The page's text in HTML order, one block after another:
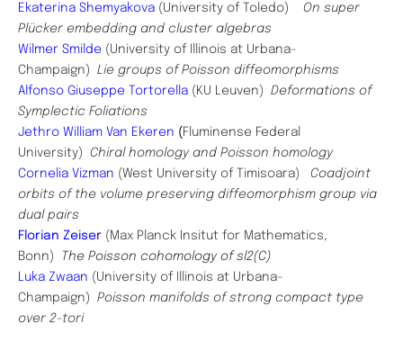
Ekaterina Shemyakova (University of Toledo)
On super
Plücker embedding and cluster algebras
Wilmer Smilde (University of Illinois at Urbana-
Champaign) Lie groups of Poisson diffeomorphisms
Alfonso Giuseppe Tortorella (KU Leuven) Deformations of
Symplectic Foliations
Jethro William Van Ekeren (Fluminense Federal
University) Chiral homology and Poisson homology
Cornelia Vizman (West University of Timisoara)
Coadjoint
orbits of the volume preserving diffeomorphism group via
dual pairs
Florian Zeiser (Max Planck Insitut for Mathematics,
Bonn)
The Poisson cohomology of sl2(C)
Luka Zwaan (University of Illinois at Urbana-
Champaign) Poisson manifolds of strong compact type
over 2-tori